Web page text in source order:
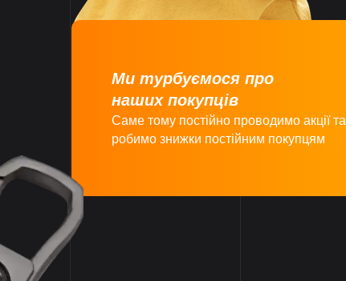
Ми турбуємося про
наших покупців
Саме тому постійно проводимо акції та
робимо знижки постійним покупцям